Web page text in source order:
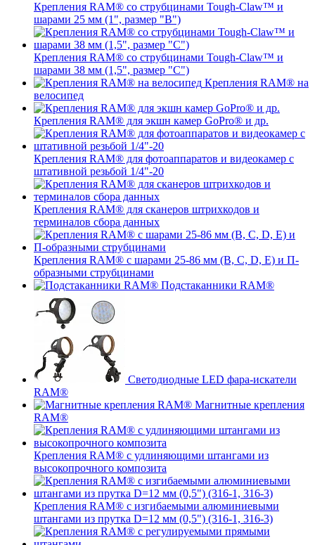
Крепления RAM® со струбцинами Tough-Claw™ и
шарами 25 мм (1", размер "B")
Крепления RAM® со струбцинами Tough-Claw™ и
шарами 38 мм (1,5", размер "C")
Крепления RAM® на
велосипед
Крепления RAM® для экшн камер GoPro® и др.
Крепления RAM® для фотоаппаратов и видеокамер с
штативной резьбой 1/4"-20
Крепления RAM® для сканеров штрихкодов и
терминалов сбора данных
Крепления RAM® с шарами 25-86 мм (B, C, D, E) и П-
образными струбцинами
Подстаканники RAM®
Светодиодные LED фара-искатели
RAM®
Магнитные крепления
RAM®
Крепления RAM® с удлиняющими штангами из
высокопрочного композита
Крепления RAM® с изгибаемыми алюминиевыми
штангами из прутка D=12 мм (0,5") (316-1, 316-3)